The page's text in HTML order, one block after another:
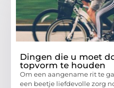
Dingen die u moet
topvorm te houden
Om een ​​aangename rit te
een beetje liefdevolle zorg